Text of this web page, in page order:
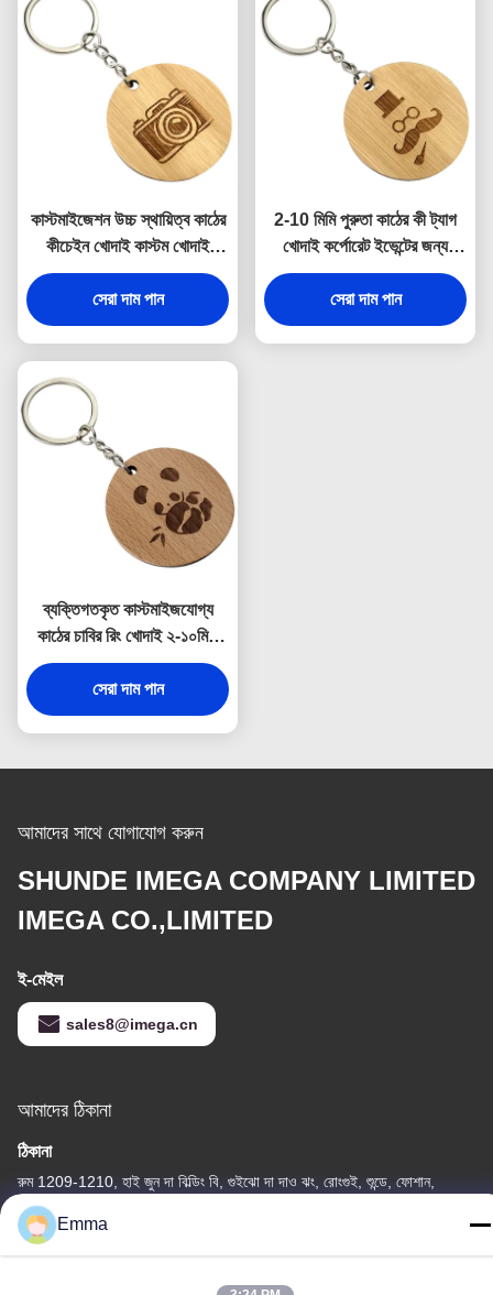
কাস্টমাইজেশন উচ্চ স্থায়িত্ব কাঠের
কীচেইন খোদাই কাস্টম খোদাই
কর্পোরেট ধন্যবাদ উপহার জন্য
সেরা দাম পান
2-10 মিমি পুরুতা কাঠের কী ট্যাগ
খোদাই কর্পোরেট ইভেন্টের জন্য
ব্যক্তিগতকরণ সজ্জা
সেরা দাম পান
ব্যক্তিগতকৃত কাস্টমাইজযোগ্য
কাঠের চাবির রিং খোদাই ২-১০মিমি
পুরুত্ব
সেরা দাম পান
আমাদের সাথে যোগাযোগ করুন
SHUNDE IMEGA COMPANY LIMITED
IMEGA CO.,LIMITED
ই-মেইল
sales8@imega.cn
আমাদের ঠিকানা
ঠিকানা
রুম 1209-1210, হাই জুন দা বিল্ডিং বি, গুইঝো দা দাও ঝং, রোংগুই, শুন্ডে, ফোশান,
গুয়াংডং, চীন
টেল
Emma